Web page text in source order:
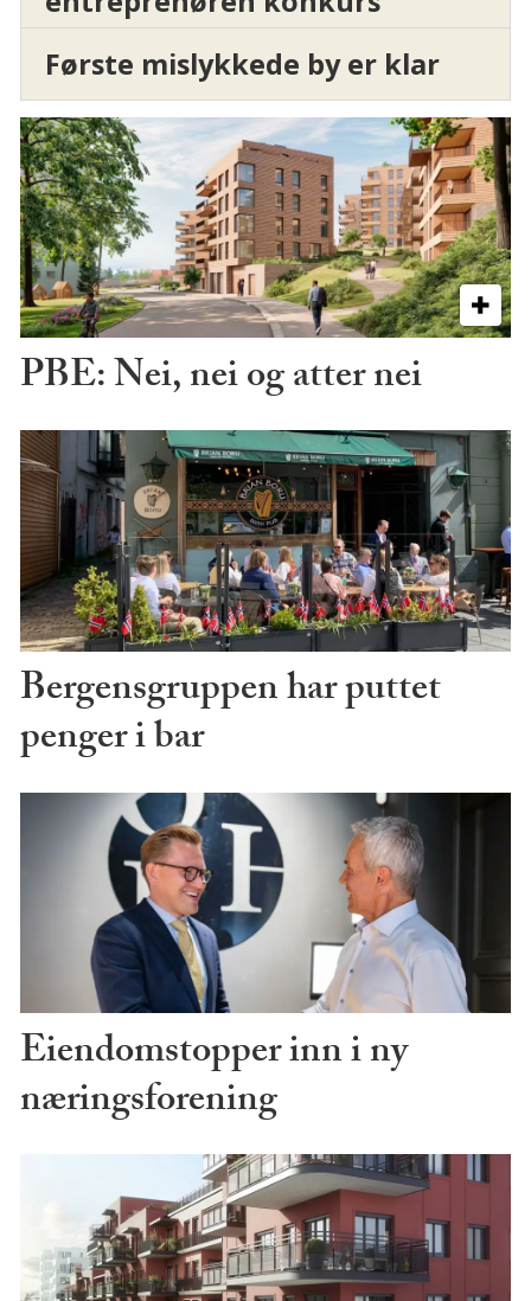
Første mislykkede by er klar
PBE: Nei, nei og atter nei
Bergensgruppen har puttet
penger i bar
Eiendomstopper inn i ny
næringsforening